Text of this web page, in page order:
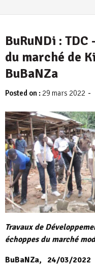
BuRuNDi :
du marché de
BuBaNZa
Posted on : 29 mars 2022 -
Travaux de
échoppes du marché
BuBaNZa, 24/03/2022